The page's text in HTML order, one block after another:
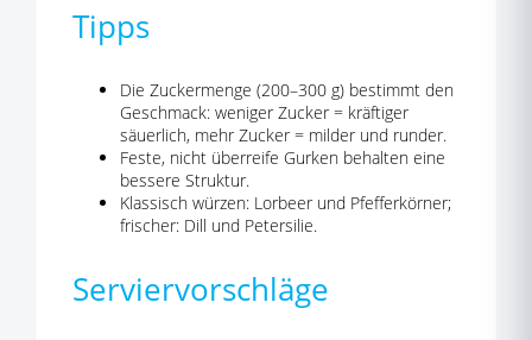
Tipps
Die Zuckermenge (200–300 g) bestimmt den
Geschmack: weniger Zucker = kräftiger
säuerlich, mehr Zucker = milder und runder.
Feste, nicht überreife Gurken behalten eine
bessere Struktur.
Klassisch würzen: Lorbeer und Pfefferkörner;
frischer: Dill und Petersilie.
Serviervorschläge